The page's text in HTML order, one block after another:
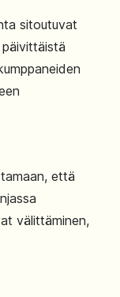
sitoutuvat
että
välittäminen,